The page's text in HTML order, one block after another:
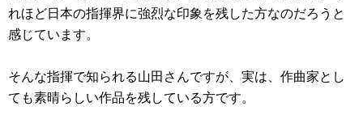
れほど日本の指揮界に強烈な印象を残した方なのだろうと
感じています。
そんな指揮で知られる山田さんですが、実は、作曲家とし
ても素晴らしい作品を残している方です。